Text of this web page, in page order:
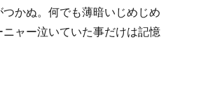
つかぬ。何でも薄暗いじめじめ
ニャー泣いていた事だけは記憶